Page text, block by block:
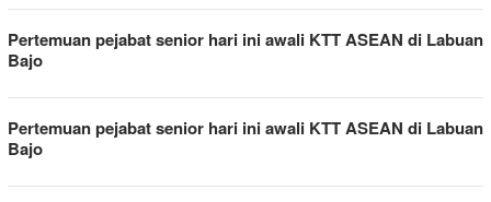
Pertemuan pejabat senior hari ini awali KTT ASEAN di Labuan
Bajo
Pertemuan pejabat senior hari ini awali KTT ASEAN di Labuan
Bajo